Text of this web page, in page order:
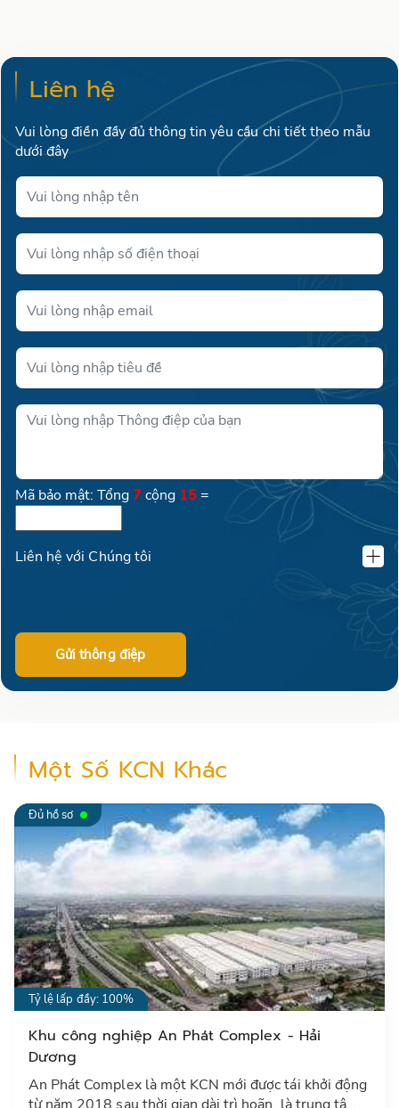
Liên hệ
Vui lòng điền đầy đủ thông tin yêu cầu chi tiết theo mẫu
dưới đây
Mã bảo mật: Tổng 7cộng 15=
Liên hệ với Chúng tôi
02462600016
+84904128071
+84974615832
Gửi thông điệp
Một Số KCN Khác
Đủ hồ sơ
Tỷ lệ lấp đầy: 100%
Khu công nghiệp An Phát Complex - Hải
Dương
An Phát Complex là một KCN mới được tái khởi động